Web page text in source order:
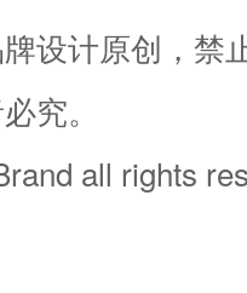
设计原创，禁
究。
all rights